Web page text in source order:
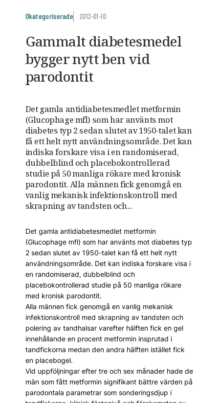
Okategoriserade 2013-01-10
Gammalt diabetesmedel
bygger nytt ben vid
parodontit
Det gamla antidiabetesmedlet metformin
(Glucophage mfl) som har använts mot
diabetes typ 2 sedan slutet av 1950-talet kan
få ett helt nytt användningsområde. Det kan
indiska forskare visa i en randomiserad,
dubbelblind och placebokontrollerad
studie på 50 manliga rökare med kronisk
parodontit. Alla männen fick genomgå en
vanlig mekanisk infektionskontroll med
skrapning av tandsten och...
Det gamla antidiabetesmedlet metformin
(Glucophage mfl) som har använts mot diabetes typ
2 sedan slutet av 1950-talet kan få ett helt nytt
användningsområde. Det kan indiska forskare visa i
en randomiserad, dubbelblind och
placebokontrollerad studie på 50 manliga rökare
med kronisk parodontit.
Alla männen fick genomgå en vanlig mekanisk
infektionskontroll med skrapning av tandsten och
polering av tandhalsar varefter hälften fick en gel
innehållande en procent metformin insprutad i
tandfickorna medan den andra hälften istället fick
en placebogel.
Vid uppföljningar efter tre och sex månader hade de
män som fått metformin signifikant bättre värden på
parodontala parametrar som sonderingsdjup i